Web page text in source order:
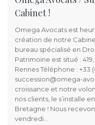
Cabinet !
Omega Avocats est
création de notre
bureau spécialisé en
Patrimoine est situé :
Rennes Téléphone : +33
succession@omega-
croissance et notre
nos clients, le s’installe
Bretagne ! Nous
vendredi…